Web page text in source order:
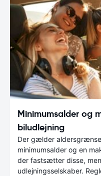
Minimumsalder og
biludlejning
Der gælder
minimumsalder og en
der fastsætter disse,
udlejningsselskaber.